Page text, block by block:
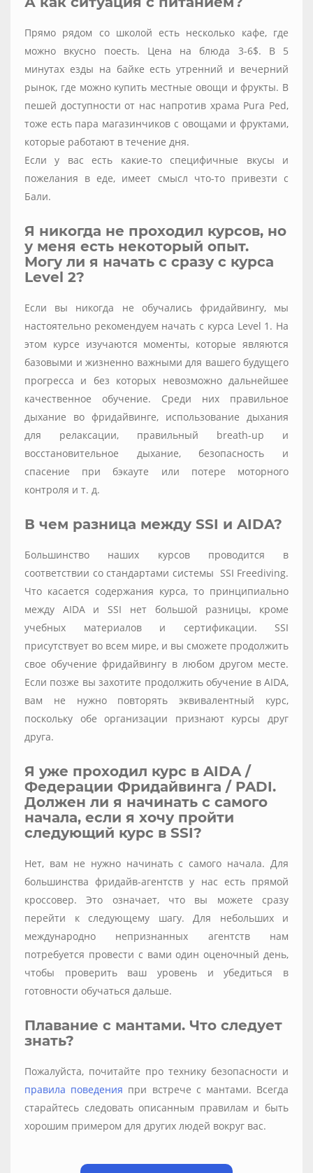
Прямо рядом со школой есть несколько кафе, где
можно вкусно поесть. Цена на блюда 3-6$. В 5
минутах езды на байке есть утренний и вечерний
рынок, где можно купить местные овощи и фрукты. В
пешей доступности от нас напротив храма Pura Ped,
тоже есть пара магазинчиков с овощами и фруктами,
которые работают в течение дня.
Если у вас есть какие-то специфичные вкусы и
пожелания в еде, имеет смысл что-то привезти с
Бали.
Я никогда не проходил курсов, но
у меня есть некоторый опыт.
Могу ли я начать с сразу с курса
Level 2?
Если вы никогда не обучались фридайвингу, мы
настоятельно рекомендуем начать с курса Level 1. На
этом курсе изучаются моменты, которые являются
базовыми и жизненно важными для вашего будущего
прогресса и без которых невозможно дальнейшее
качественное обучение. Среди них правильное
дыхание во фридайвинге, использование дыхания
для релаксации, правильный breath-up и
восстановительное дыхание, безопасность и
спасение при бэкауте или потере моторного
контроля и т. д.
В чем разница между SSI и AIDA?
Большинство наших курсов проводится в
соответствии со стандартами системы SSI Freediving.
Что касается содержания курса, то принципиально
между AIDA и SSI нет большой разницы, кроме
учебных материалов и сертификации. SSI
присутствует во всем мире, и вы сможете продолжить
свое обучение фридайвингу в любом другом месте.
Если позже вы захотите продолжить обучение в AIDA,
вам не нужно повторять эквивалентный курс,
поскольку обе организации признают курсы друг
друга.
Я уже проходил курс в AIDA /
Федерации Фридайвинга / PADI.
Должен ли я начинать с самого
начала, если я хочу пройти
следующий курс в SSI?
Нет, вам не нужно начинать с самого начала. Для
большинства фридайв-агентств у нас есть прямой
кроссовер. Это означает, что вы можете сразу
перейти к следующему шагу. Для небольших и
международно непризнанных агентств нам
потребуется провести с вами один оценочный день,
чтобы проверить ваш уровень и убедиться в
готовности обучаться дальше.
Плавание с мантами. Что следует
знать?
Пожалуйста, почитайте про технику безопасности и
правила поведения при встрече с мантами. Всегда
старайтесь следовать описанным правилам и быть
хорошим примером для других людей вокруг вас.